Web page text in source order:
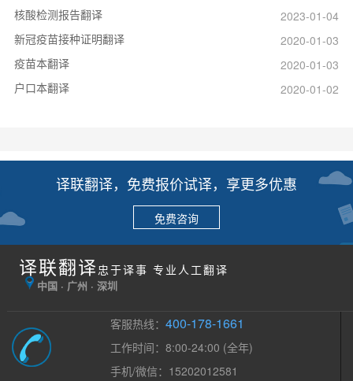
核酸检测报告翻译
2023-01-04
新冠疫苗接种证明翻译
2020-01-03
疫苗本翻译
2020-01-03
户口本翻译
2020-01-02
译联翻译，免费报价试译，享更多优惠
免费咨询
译联翻译 忠于译事 专业人工翻译
中国 · 广州 · 深圳
客服热线：400-178-1661
工作时间：8:00-24:00 (全年)
手机/微信：15202012581